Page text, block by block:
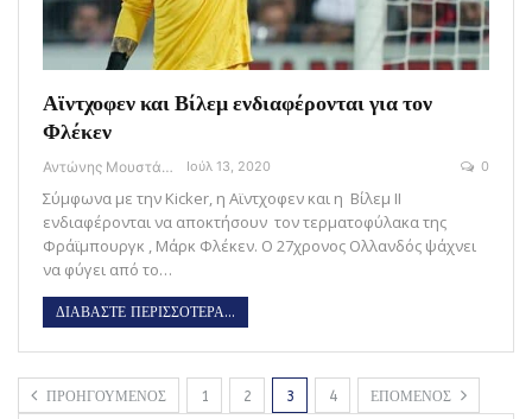
Αϊντχοφεν και Βίλεμ ενδιαφέρονται για τον
Φλέκεν
Αντώνης Μουστάκας Ιούλ 13, 2020 0
Σύμφωνα με την Kicker, η Αϊντχοφεν και η Βίλεμ II
ενδιαφέρονται να αποκτήσουν τον τερματοφύλακα της
Φράϊμπουργκ , Μάρκ Φλέκεν. Ο 27χρονος Ολλανδός ψάχνει
να φύγει από το…
ΔΙΑΒΑΣΤΕ ΠΕΡΙΣΣΟΤΕΡΑ...
ΠΡΟΗΓΟΥΜΕΝΟΣ 1 2 3 4 ΕΠΟΜΕΝΟΣ